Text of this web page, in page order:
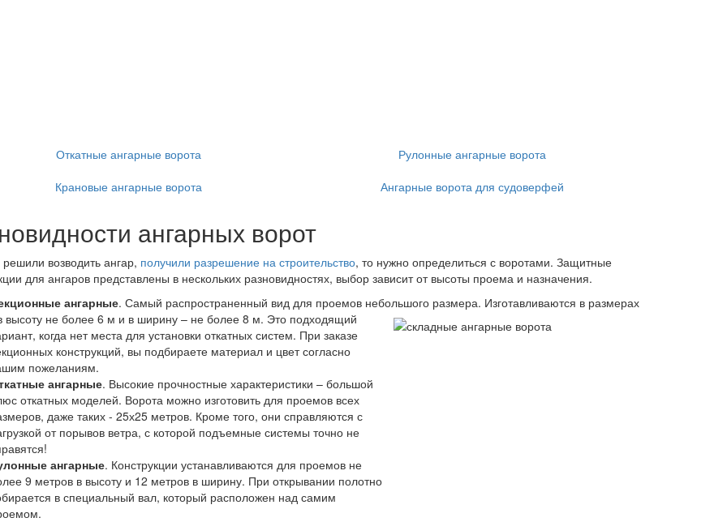
Откатные ангарные ворота
Рулонные ангарные ворота
Крановые ангарные ворота
Ангарные ворота для судоверфей
ангарных ворот
возводить ангар, получили разрешение на строительство, то нужно определиться с воротами. Защитные
для ангаров представлены в нескольких разновидностях, выбор зависит от высоты проема и назначения.
ангарные. Самый распространенный вид для проемов небольшого размера. Изготавливаются в размерах
высоту не более 6 м и в ширину – не более 8 м. Это подходящий
когда нет места для установки откатных систем. При заказе
конструкций, вы подбираете материал и цвет согласно
пожеланиям.
ангарные. Высокие прочностные характеристики – большой
откатных моделей. Ворота можно изготовить для проемов всех
даже таких - 25х25 метров. Кроме того, они справляются с
от порывов ветра, с которой подъемные системы точно не
ангарные. Конструкции устанавливаются для проемов не
9 метров в высоту и 12 метров в ширину. При открывании полотно
в специальный вал, который расположен над самим